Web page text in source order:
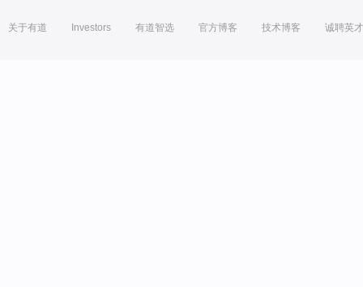
关于有道 Investors 有道智选 官方博客 技术博客 诚聘英才